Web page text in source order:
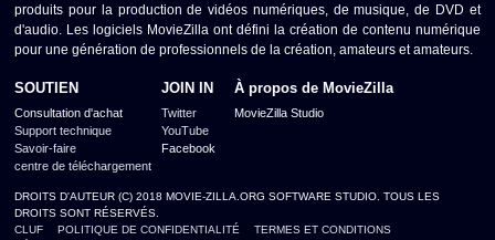
produits pour la production de vidéos numériques, de musique, de DVD et
d'audio. Les logiciels MovieZilla ont défini la création de contenu numérique
pour une génération de professionnels de la création, amateurs et amateurs.
SOUTIEN
Consultation d'achat
Support technique
Savoir-faire
centre de téléchargement
JOIN IN
Twitter
YouTube
Facebook
À propos de MovieZilla
MovieZilla Studio
DROITS D'AUTEUR (C) 2018 MOVIE-ZILLA.ORG SOFTWARE STUDIO. TOUS LES
DROITS SONT RÉSERVÉS.
CLUF
POLITIQUE DE CONFIDENTIALITÉ
TERMES ET CONDITIONS